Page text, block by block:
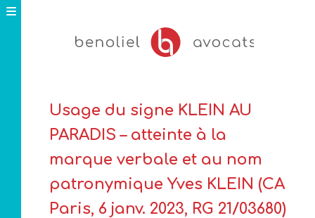
Usage du signe KLEIN AU
PARADIS – atteinte à la
marque verbale et au nom
patronymique Yves KLEIN (CA
Paris, 6 janv. 2023, RG 21/03680)